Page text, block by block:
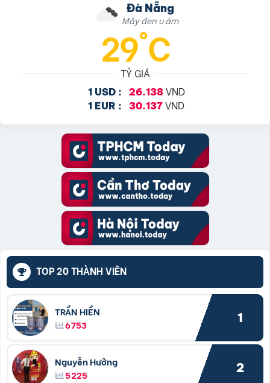
Đà Nẵng
Mây đen u ám
29°C
TỶ GIÁ
1 USD : 26.138VND
1 EUR : 30.137 VND
TOP 20 THÀNH VIÊN
TRẦN HIỀN
6753
1
Nguyễn Hưởng
5225
2